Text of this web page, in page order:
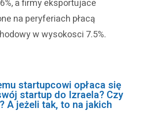
a firmy eksportujace
na peryferiach płacą
w wysokosci 7.5%.
startupcowi opłaca się
startup do Izraela? Czy
A jeżeli tak, to na jakich